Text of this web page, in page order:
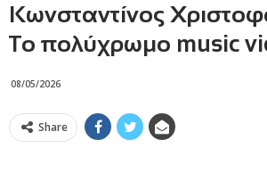
Κωνσταντίνος
Το πολύχρωμο music
08/05/2026
Share